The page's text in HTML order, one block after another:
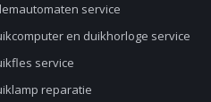
service
en duikhorloge service
service
reparatie